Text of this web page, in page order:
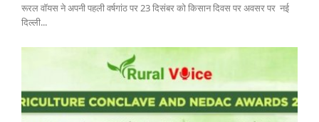
रूरल वॉयस ने अपनी पहली वर्षगांठ पर 23 दिसंबर को किसान दिवस पर अवसर पर नई
दिल्ली...